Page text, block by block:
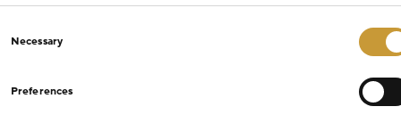
Selection
Necessary
Preferences